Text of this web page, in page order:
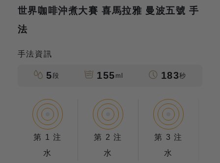
世界咖啡沖煮大賽 喜馬拉雅 曼波五號 手
法
手法資訊
5段 155 ml 183秒
第 1 注
水
第 2 注
水
第 3 注
水